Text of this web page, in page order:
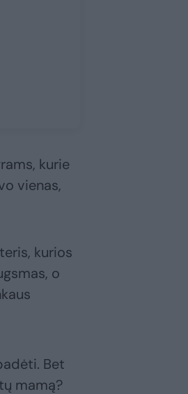
kurie
vienas,
kurios
o
Bet
mamą?